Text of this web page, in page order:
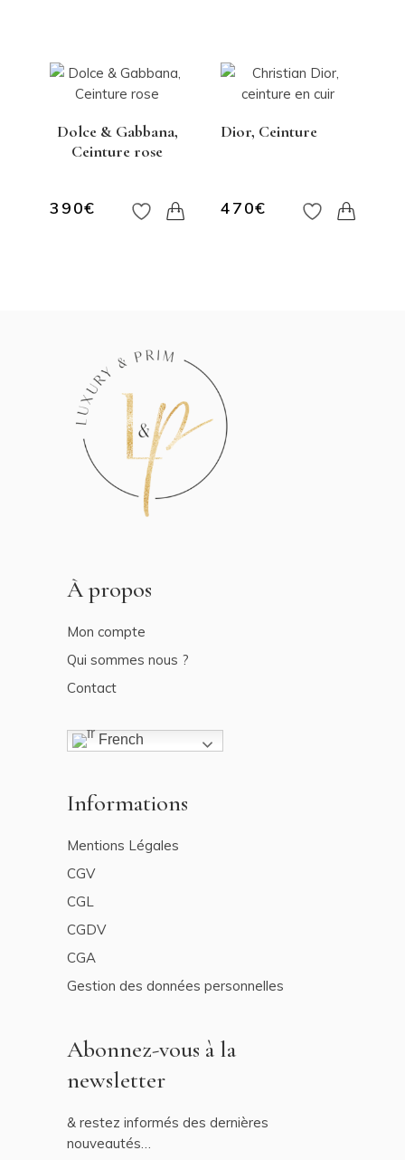
Dolce & Gabbana,
Ceinture rose
390€
Dior, Ceinture
470€
À propos
Mon compte
Qui sommes nous ?
Contact
French
Informations
Mentions Légales
CGV
CGL
CGDV
CGA
Gestion des données personnelles
Abonnez-vous à la
newsletter
& restez informés des dernières
nouveautés…